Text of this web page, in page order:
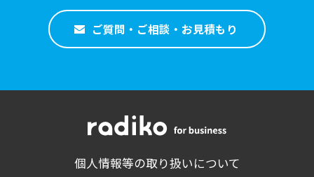
ご質問・ご相談・お見積もり
個人情報等の取り扱いについて